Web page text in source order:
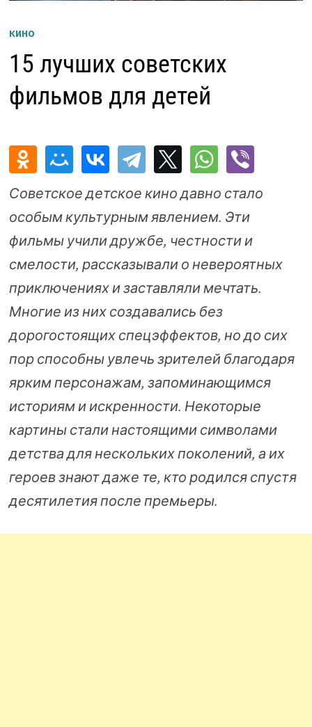
КИНО
15 лучших советских
фильмов для детей
Советское детское кино давно стало
особым культурным явлением. Эти
фильмы учили дружбе, честности и
смелости, рассказывали о невероятных
приключениях и заставляли мечтать.
Многие из них создавались без
дорогостоящих спецэффектов, но до сих
пор способны увлечь зрителей благодаря
ярким персонажам, запоминающимся
историям и искренности. Некоторые
картины стали настоящими символами
детства для нескольких поколений, а их
героев знают даже те, кто родился спустя
десятилетия после премьеры.